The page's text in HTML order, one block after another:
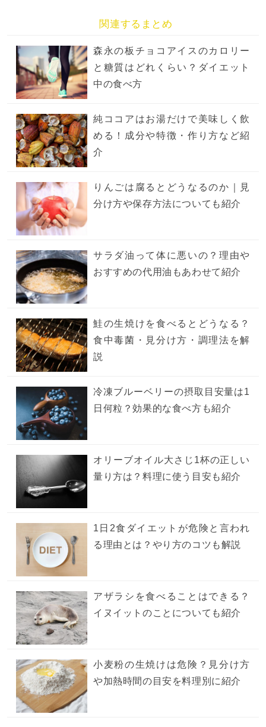
関連するまとめ
森永の板チョコアイスのカロリー
と糖質はどれくらい？ダイエット
中の食べ方
純ココアはお湯だけで美味しく飲
める！成分や特徴・作り方など紹
介
りんごは腐るとどうなるのか｜見
分け方や保存方法についても紹介
サラダ油って体に悪いの？理由や
おすすめの代用油もあわせて紹介
鮭の生焼けを食べるとどうなる？
食中毒菌・見分け方・調理法を解
説
冷凍ブルーベリーの摂取目安量は1
日何粒？効果的な食べ方も紹介
オリーブオイル大さじ1杯の正しい
量り方は？料理に使う目安も紹介
1日2食ダイエットが危険と言われ
る理由とは？やり方のコツも解説
アザラシを食べることはできる？
イヌイットのことについても紹介
小麦粉の生焼けは危険？見分け方
や加熱時間の目安を料理別に紹介